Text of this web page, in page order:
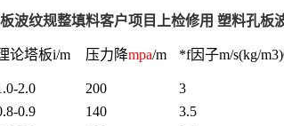
波纹规整填料客户项目上检修用 塑料孔板
论塔板i/m 压力降mpa/m *f因子m/s(kg/
2.0 200 3
0.9 140
3.5